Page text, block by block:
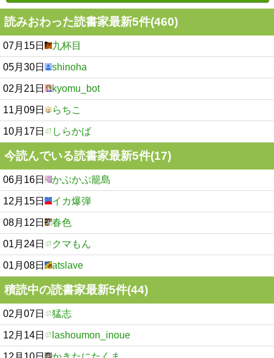
読みおわった読書家最新5件(460)
07月15日 九杯目
05月30日 shinoha
02月21日 kyomu_bot
11月09日 らちこ
10月17日 しらかば
今読んでいる読書家最新5件(17)
06月16日 かぷかぷ籠島
12月15日 イカ爆弾
08月12日 春色
01月24日 クマもん
01月08日 atslave
積読中の読書家最新5件(44)
02月07日 猛志
12月14日 lashoumon_inoue